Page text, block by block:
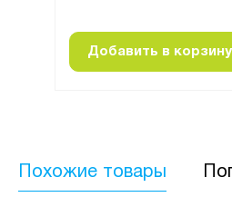
Добавить в корзину
Похожие товары